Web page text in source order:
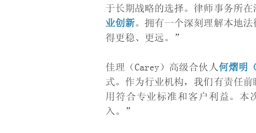
于长期战略的选择。律师事务所
业创新。拥有一个深刻理解本地
得更稳、更远。”
佳理（Carey）高级合伙人 何熠明（
式。作为行业机构，我们有责任
用符合专业标准和客户利益。本
入。”